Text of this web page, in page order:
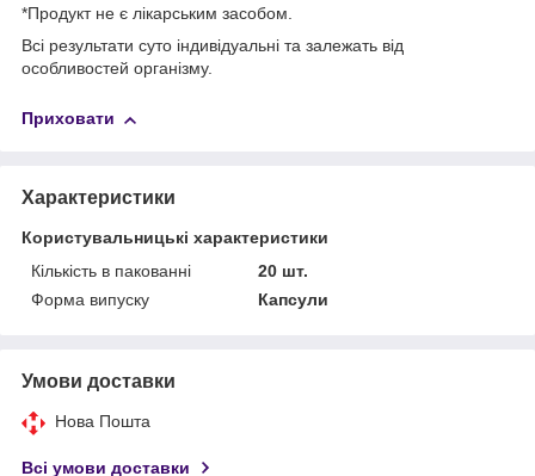
*Продукт не є лікарським засобом.
Всі результати суто індивідуальні та залежать від
особливостей організму.
Приховати
Характеристики
Користувальницькі характеристики
Кількість в пакованні
20 шт.
Форма випуску
Капсули
Умови доставки
Нова Пошта
Всі умови доставки